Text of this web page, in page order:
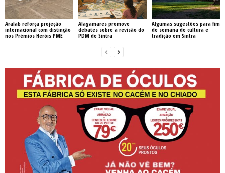
Aralab reforça projeção
internacional com distinção
nos Prémios Heróis PME
Alagamares promove
debates sobre a revisão do
PDM de Sintra
Algumas sugestões para fim
de semana de cultura e
tradição em Sintra